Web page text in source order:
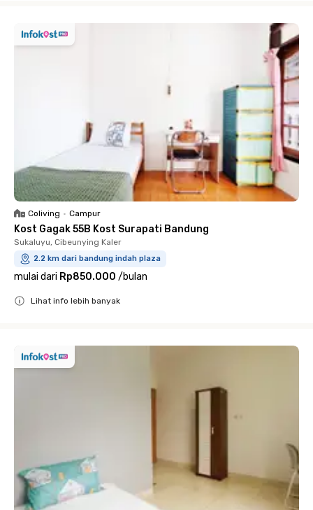
Coliving • Campur
Kost Gagak 55B Kost Surapati Bandung
Sukaluyu, Cibeunying Kaler
2.2 km dari bandung indah plaza
mulai dari Rp850.000 /bulan
Lihat info lebih banyak